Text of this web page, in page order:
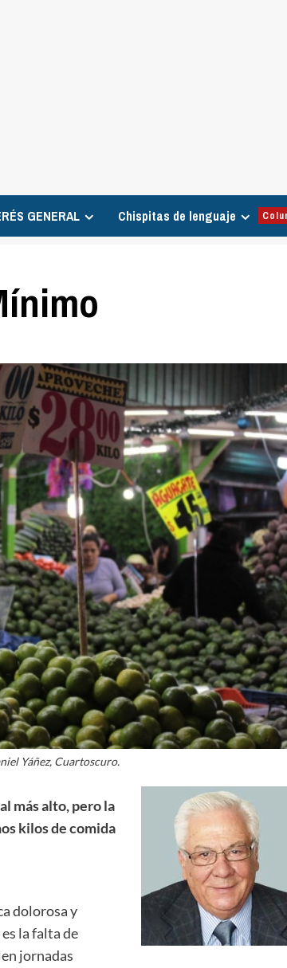
GENERAL Chispitas de lenguaje
Yáñez, Cuartoscuro.
más alto, pero la
kilos de comida
dolorosa y
la falta de
jornadas